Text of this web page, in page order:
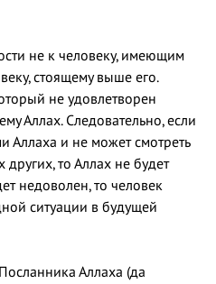
не к человеку, имеющим
стоящему выше его.
не удовлетворен
Аллах. Следовательно, если
Аллаха и не может смотреть
других, то Аллах не будет
недоволен, то человек
ситуации в будущей
Аллаха (да